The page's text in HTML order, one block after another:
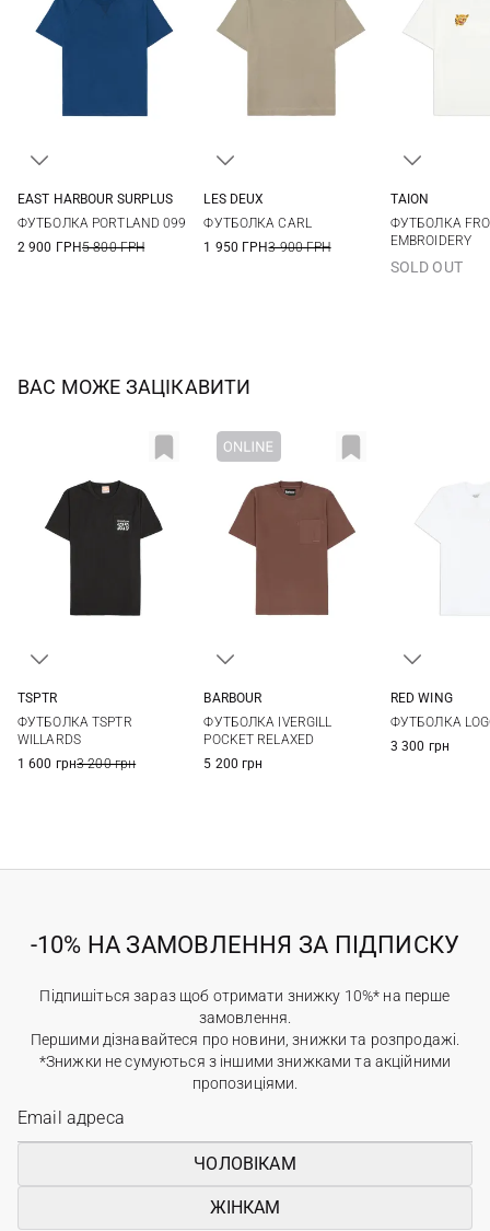
EAST HARBOUR SURPLUS
ФУТБОЛКА PORTLAND 099
2 900 ГРН5 800 ГРН
LES DEUX
ФУТБОЛКА CARL
1 950 ГРН3 900 ГРН
XXL
TAION
ФУТБОЛКА
EMBROIDERY
SOLD OUT
ВАС МОЖЕ ЗАЦІКАВИТИ
TSPTR
ФУТБОЛКА TSPTR
WILLARDS
1 600 грн3 200 грн
XXL
BARBOUR
ФУТБОЛКА IVERGILL
POCKET RELAXED
5 200 грн
RED WING
ФУТБОЛКА
3 300 грн
-10% НА ЗАМОВЛЕННЯ ЗА ПІДПИСКУ
Підпишіться зараз щоб отримати знижку 10%* на перше
замовлення.
Першими дізнавайтеся про новини, знижки та розпродажі.
*Знижки не сумуються з іншими знижками та акційними
пропозиціями.
ЧОЛОВІКАМ
ЖІНКАМ